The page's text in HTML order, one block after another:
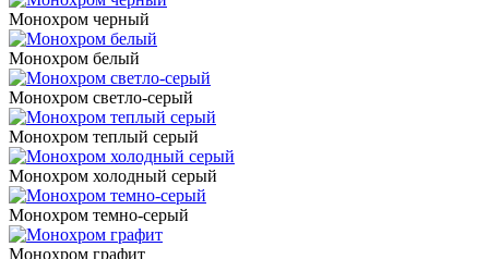
Монохром черный
Монохром белый
Монохром светло-серый
Монохром теплый серый
Монохром холодный серый
Монохром темно-серый
Монохром графит